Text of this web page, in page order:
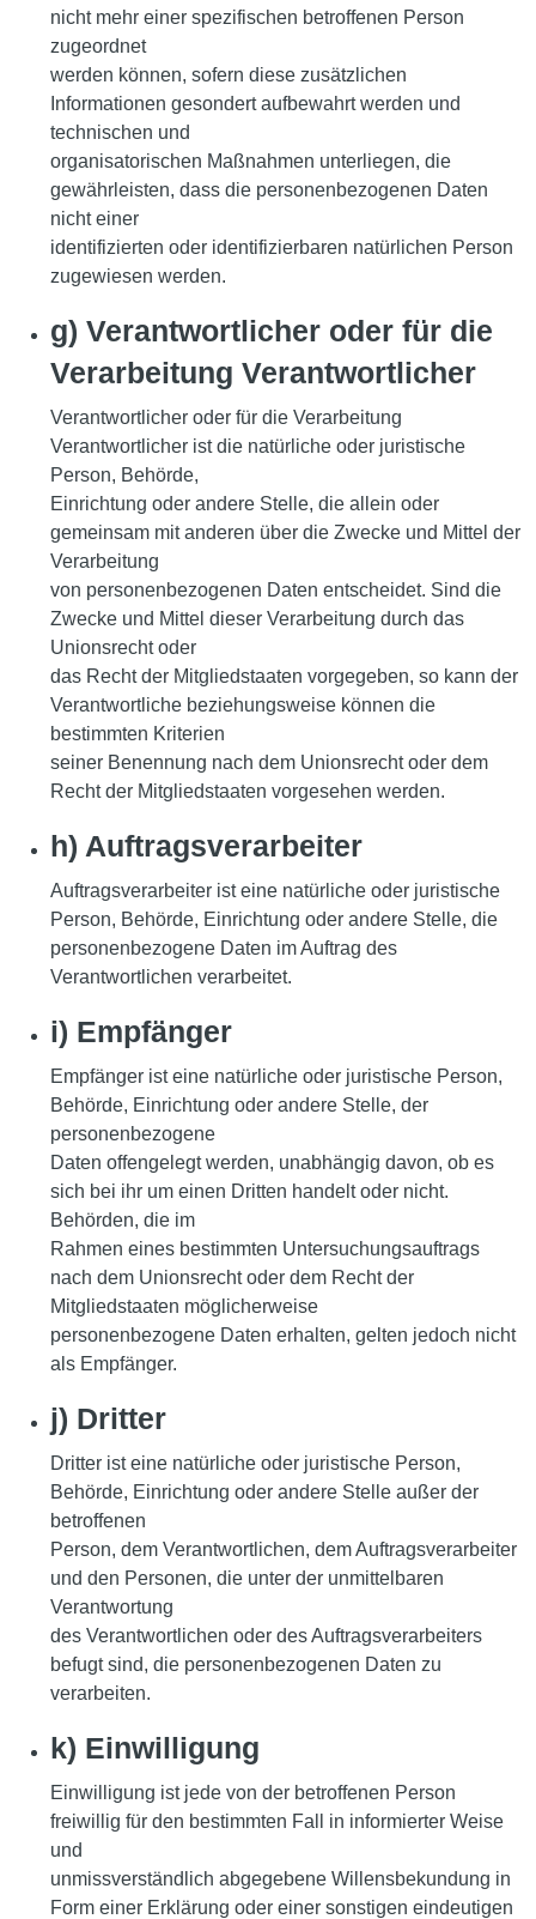
nicht mehr einer spezifischen betroffenen Person
zugeordnet
werden können, sofern diese zusätzlichen
Informationen gesondert aufbewahrt werden und
technischen und
organisatorischen Maßnahmen unterliegen, die
gewährleisten, dass die personenbezogenen Daten
nicht einer
identifizierten oder identifizierbaren natürlichen Person
zugewiesen werden.
g) Verantwortlicher oder für die
Verarbeitung Verantwortlicher
Verantwortlicher oder für die Verarbeitung
Verantwortlicher ist die natürliche oder juristische
Person, Behörde,
Einrichtung oder andere Stelle, die allein oder
gemeinsam mit anderen über die Zwecke und Mittel der
Verarbeitung
von personenbezogenen Daten entscheidet. Sind die
Zwecke und Mittel dieser Verarbeitung durch das
Unionsrecht oder
das Recht der Mitgliedstaaten vorgegeben, so kann der
Verantwortliche beziehungsweise können die
bestimmten Kriterien
seiner Benennung nach dem Unionsrecht oder dem
Recht der Mitgliedstaaten vorgesehen werden.
h) Auftragsverarbeiter
Auftragsverarbeiter ist eine natürliche oder juristische
Person, Behörde, Einrichtung oder andere Stelle, die
personenbezogene Daten im Auftrag des
Verantwortlichen verarbeitet.
i) Empfänger
Empfänger ist eine natürliche oder juristische Person,
Behörde, Einrichtung oder andere Stelle, der
personenbezogene
Daten offengelegt werden, unabhängig davon, ob es
sich bei ihr um einen Dritten handelt oder nicht.
Behörden, die im
Rahmen eines bestimmten Untersuchungsauftrags
nach dem Unionsrecht oder dem Recht der
Mitgliedstaaten möglicherweise
personenbezogene Daten erhalten, gelten jedoch nicht
als Empfänger.
j) Dritter
Dritter ist eine natürliche oder juristische Person,
Behörde, Einrichtung oder andere Stelle außer der
betroffenen
Person, dem Verantwortlichen, dem Auftragsverarbeiter
und den Personen, die unter der unmittelbaren
Verantwortung
des Verantwortlichen oder des Auftragsverarbeiters
befugt sind, die personenbezogenen Daten zu
verarbeiten.
k) Einwilligung
Einwilligung ist jede von der betroffenen Person
freiwillig für den bestimmten Fall in informierter Weise
und
unmissverständlich abgegebene Willensbekundung in
Form einer Erklärung oder einer sonstigen eindeutigen